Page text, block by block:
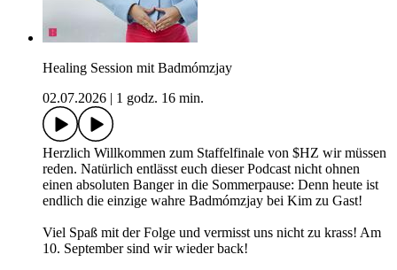
Healing Session mit Badmómzjay
02.07.2026
1 godz. 16 min.
Herzlich Willkommen zum Staffelfinale von $HZ wir müssen
reden. Natürlich entlässt euch dieser Podcast nicht ohnen
einen absoluten Banger in die Sommerpause: Denn heute ist
endlich die einzige wahre Badmómzjay bei Kim zu Gast!
Viel Spaß mit der Folge und vermisst uns nicht zu krass! Am
10. September sind wir wieder back!